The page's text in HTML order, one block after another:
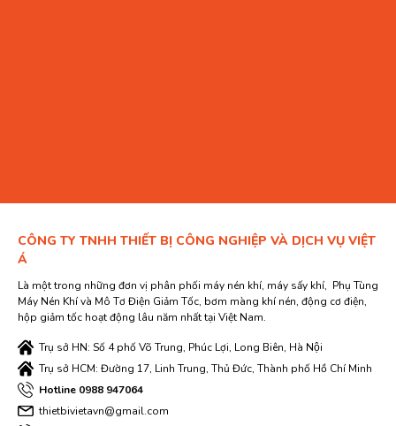
Công suất 200w 1/4HP tới 7.5kW 10HP, tỉ số truyền giảm 3 lần
Đường kính trục thường dùng: 18, 22, 38, 32, 40, 50 mm
Động cơ giảm tốc giá rẻ là kiểu mô tơ giảm tốc chân đế trục
thẳng. Máy được nhập khẩu số lượng lớn, nhiều người sử dụng
nên có giá rẻ.
Mô tơ giảm tốc giá rẻ thường là các giảm tốc chân đế liền
motor, cấu tạo đơn giản, chi phí nguyên liệu thấp. Mô tơ gia rẻ
CÔNG TY TNHH THIẾT BỊ CÔNG NGHIỆP VÀ DỊCH VỤ VIỆT
Á
Là một trong những đơn vị phân phối máy nén khí, máy sấy khí, Phụ Tùng
Máy Nén Khí và Mô Tơ Điện Giảm Tốc, bơm màng khí nén, động cơ điện,
hộp giảm tốc hoạt động lâu năm nhất tại Việt Nam.
Trụ sở HN: Số 4 phố Võ Trung, Phúc Lợi, Long Biên, Hà Nội
Trụ sở HCM: Đường 17, Linh Trung, Thủ Đức, Thành phố Hồ Chí Minh
Hotline 0988 947064
thietbivietavn@gmail.com